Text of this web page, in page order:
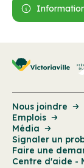
Nous joindre
Emplois
Média
Signaler un
Faire une
Centre d'aide -